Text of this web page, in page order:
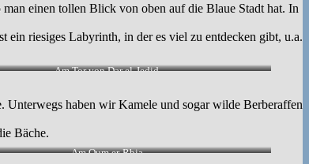
einen tollen Blick von oben auf die Blaue Stadt hat. In
ein riesiges Labyrinth, in der es viel zu entdecken gibt, u.a.
Am Tor von Dar el-Jedid
haben wir Kamele und sogar wilde Berberaffen
Bäche.
Am Oum er-Rbia